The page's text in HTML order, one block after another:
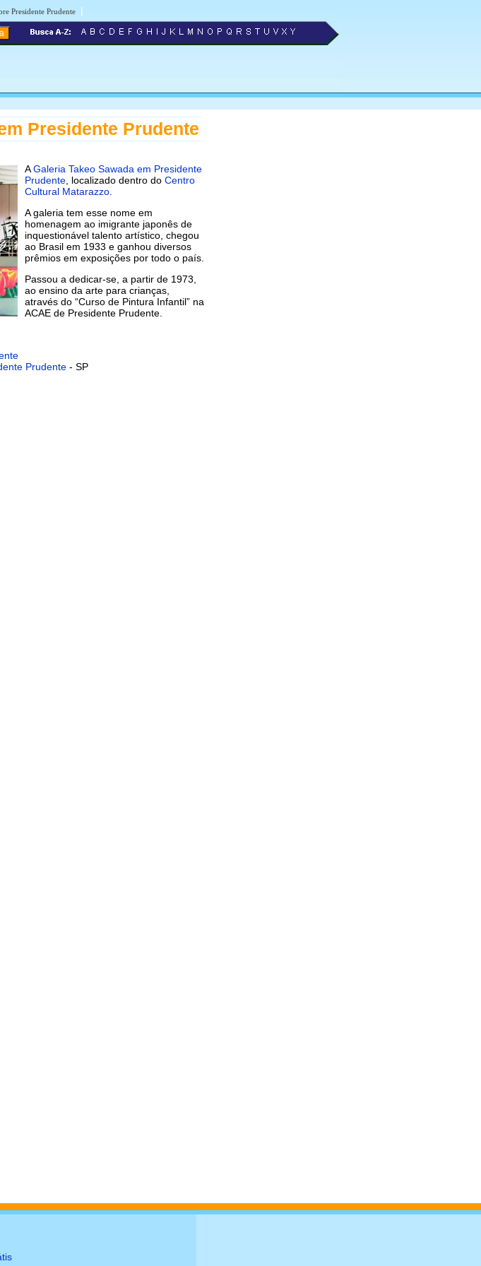
Presidente Prudente |
Presidente Prudente
AGaleria Takeo Sawada em Presidente
Prudente , localizado dentro do Centro
Cultural Matarazzo
A galeria tem esse nome em
homenagem ao imigrante japonês de
inquestionável talento artístico, chegou
ao Brasil em 1933 e ganhou diversos
prêmios em exposições por todo o país.
Passou a dedicar-se, a partir de 1973,
ao ensino da arte para crianças,
através do “Curso de Pintura Infantil” na
ACAE de Presidente Prudente.
Prudente - SP